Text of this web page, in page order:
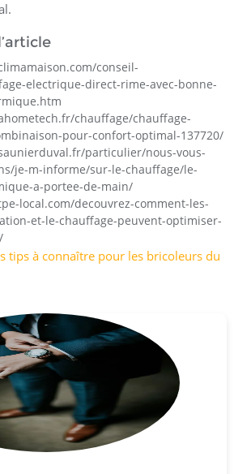
conseil-
electrique-direct-rime-avec-bonne-
chauffage/chauffage-
pour-confort-optimal-137720/
particulier/nous-vous-
je-m-informe/sur-le-chauffage/le-
a-portee-de-main/
local.com/decouvrez-comment-les-
et-le-chauffage-peuvent-optimiser-
tips à connaître pour les bricoleurs du